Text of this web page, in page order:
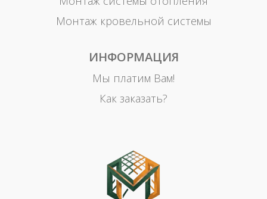
Монтаж кровельной системы
ИНФОРМАЦИЯ
Мы платим Вам!
Как заказать?